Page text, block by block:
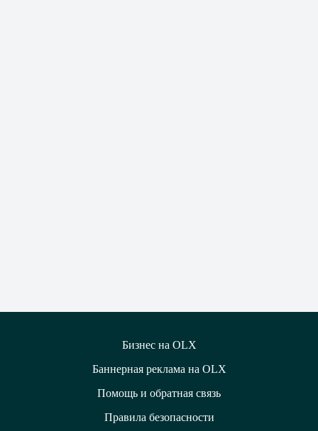
Бизнес на OLX
Баннерная реклама на OLX
Помощь и обратная связь
Правила безопасности